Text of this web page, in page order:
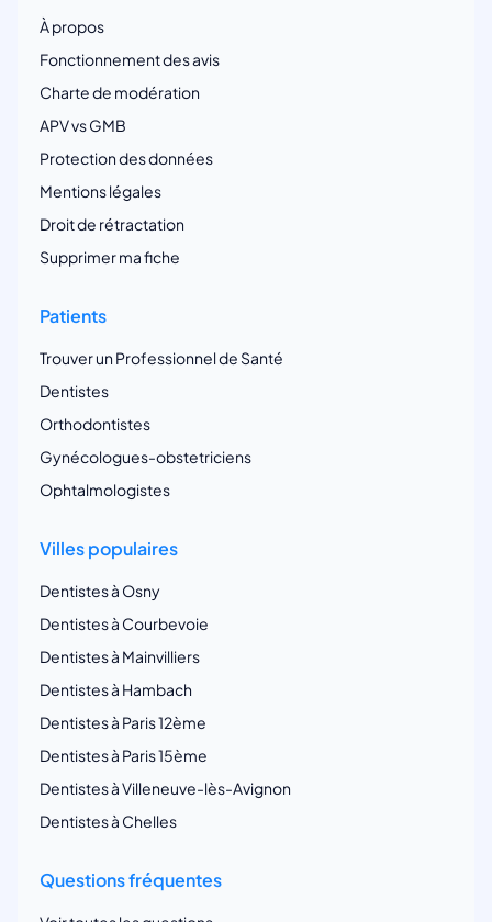
À propos
Fonctionnement des avis
Charte de modération
APV vs GMB
Protection des données
Mentions légales
Droit de rétractation
Supprimer ma fiche
Patients
Trouver un Professionnel de Santé
Dentistes
Orthodontistes
Gynécologues-obstetriciens
Ophtalmologistes
Villes populaires
Dentistes à Osny
Dentistes à Courbevoie
Dentistes à Mainvilliers
Dentistes à Hambach
Dentistes à Paris 12ème
Dentistes à Paris 15ème
Dentistes à Villeneuve-lès-Avignon
Dentistes à Chelles
Questions fréquentes